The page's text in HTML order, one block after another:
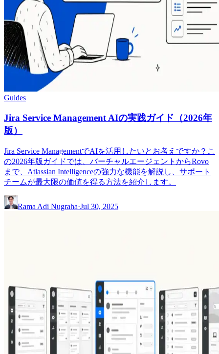
Guides
Jira Service Management AIの実践ガイド（2026年
版）
Jira Service ManagementでAIを活用したいとお考えですか？こ
の2026年版ガイドでは、バーチャルエージェントからRovo
まで、Atlassian Intelligenceの強力な機能を解説し、サポート
チームが最大限の価値を得る方法を紹介します。
Rama Adi Nugraha·Jul 30, 2025